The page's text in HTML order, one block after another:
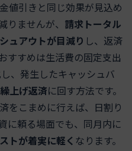
値引きと同じ効果が見込め
りませんが、 請求トータル
ュアウトが目減り し、返済
すすめは生活費の固定支出
、発生したキャッシュバ
上げ返済に回す方法です。
をこまめに行えば、日割り
に頼る場面でも、同月内に
トが着実に軽く なります。